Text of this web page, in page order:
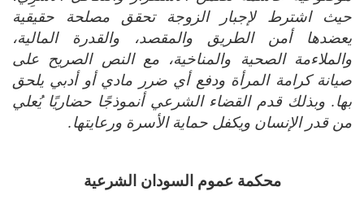
حيث اشترط لإجبار الزوجة تحقق مصلحة حقيقية
يعضدها أمن الطريق والمقصد، والقدرة المالية،
والملاءمة الصحية والمناخية، مع النص الصريح على
صيانة كرامة المرأة ودفع أي ضرر مادي أو أدبي يلحق
بها. وبذلك قدم القضاء الشرعي أنموذجًا حضاريًا يُعلي
من قدر الإنسان ويكفل حماية الأسرة ورعايتها.
محكمة عموم السودان الشرعية